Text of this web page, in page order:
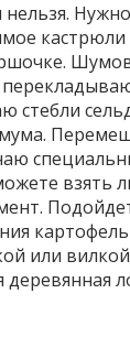
кастрюли
стебли
взять
или